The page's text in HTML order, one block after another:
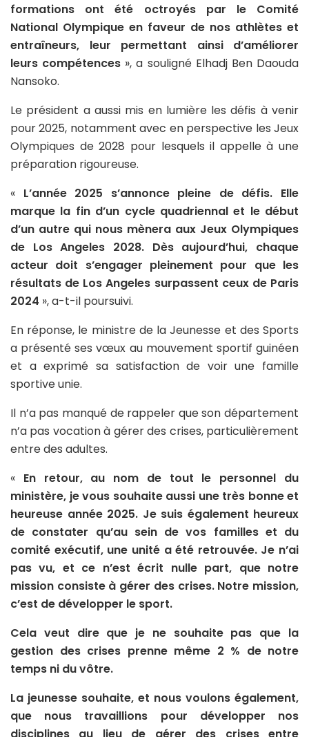
formations ont été octroyés par le Comité
National Olympique en faveur de nos athlètes et
entraîneurs, leur permettant ainsi d’améliorer
leurs compétences », a souligné Elhadj Ben Daouda
Nansoko.
Le président a aussi mis en lumière les défis à venir
pour 2025, notamment avec en perspective les Jeux
Olympiques de 2028 pour lesquels il appelle à une
préparation rigoureuse.
« L’année 2025 s’annonce pleine de défis. Elle
marque la fin d’un cycle quadriennal et le début
d’un autre qui nous mènera aux Jeux Olympiques
de Los Angeles 2028. Dès aujourd’hui, chaque
acteur doit s’engager pleinement pour que les
résultats de Los Angeles surpassent ceux de Paris
2024 », a-t-il poursuivi.
En réponse, le ministre de la Jeunesse et des Sports
a présenté ses vœux au mouvement sportif guinéen
et a exprimé sa satisfaction de voir une famille
sportive unie.
Il n’a pas manqué de rappeler que son département
n’a pas vocation à gérer des crises, particulièrement
entre des adultes.
« En retour, au nom de tout le personnel du
ministère, je vous souhaite aussi une très bonne et
heureuse année 2025. Je suis également heureux
de constater qu’au sein de vos familles et du
comité exécutif, une unité a été retrouvée. Je n’ai
pas vu, et ce n’est écrit nulle part, que notre
mission consiste à gérer des crises. Notre mission,
c’est de développer le sport.
Cela veut dire que je ne souhaite pas que la
gestion des crises prenne même 2 % de notre
temps ni du vôtre.
La jeunesse souhaite, et nous voulons également,
que nous travaillions pour développer nos
disciplines au lieu de gérer des crises entre